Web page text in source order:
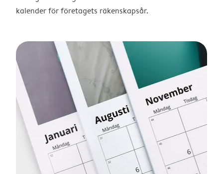
kalender för företagets räkenskapsår.